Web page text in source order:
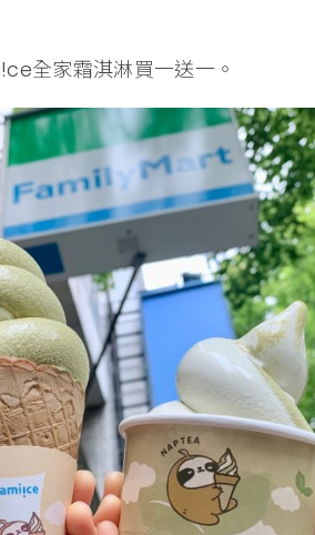
全家霜淇淋買一送一。